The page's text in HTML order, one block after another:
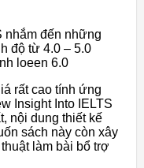
nhắm đến những
độ từ 4.0 – 5.0
loeen 6.0
rất cao tính ứng
Insight Into IELTS
nội dung thiết kế
sách này còn xây
làm bài bổ trợ